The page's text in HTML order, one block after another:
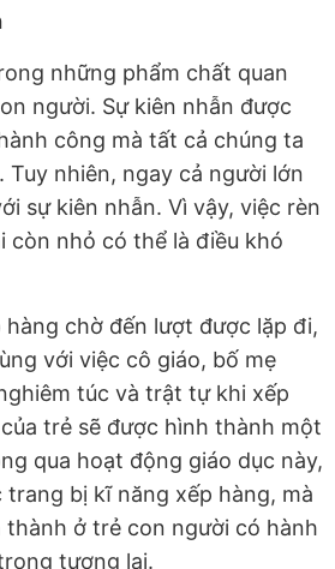
những phẩm chất quan
người. Sự kiên nhẫn được
công mà tất cả chúng ta
Tuy nhiên, ngay cả người lớn
sự kiên nhẫn. Vì vậy, việc rèn
còn nhỏ có thể là điều khó
hàng chờ đến lượt được lặp đi,
với việc cô giáo, bố mẹ
túc và trật tự khi xếp
trẻ sẽ được hình thành một
qua hoạt động giáo dục này,
bị kĩ năng xếp hàng, mà
ở trẻ con người có hành
tương lai.